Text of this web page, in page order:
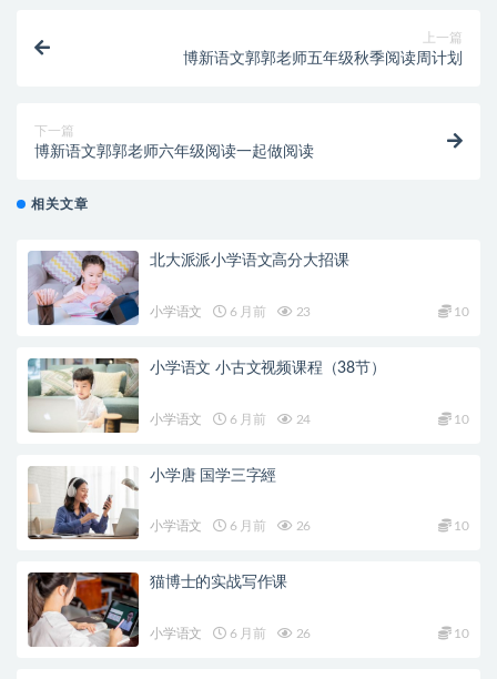
上一篇
博新语文郭郭老师五年级秋季阅读周计划
下一篇
博新语文郭郭老师六年级阅读一起做阅读
相关文章
北大派派小学语文高分大招课
小学语文 6 月前 23 10
小学语文 小古文视频课程（38节）
小学语文 6 月前 24 10
小学唐 国学三字經
小学语文 6 月前 26 10
猫博士的实战写作课
小学语文 6 月前 26 10